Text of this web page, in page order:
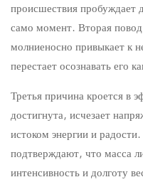
происшествия пробуждает
само момент. Вторая
молниеносно привыкает к
перестает осознавать его
Третья причина кроется в
достигнута, исчезает
истоком энергии и
подтверждают, что масса
интенсивность и долготу